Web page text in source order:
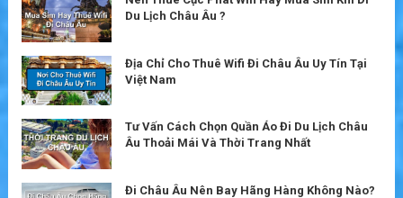
Du Lịch Châu Âu ?
Địa Chỉ Cho Thuê Wifi Đi Châu Âu Uy Tín Tại
Việt Nam
Tư Vấn Cách Chọn Quần Áo Đi Du Lịch Châu
Âu Thoải Mái Và Thời Trang Nhất
Đi Châu Âu Nên Bay Hãng Hàng Không Nào?